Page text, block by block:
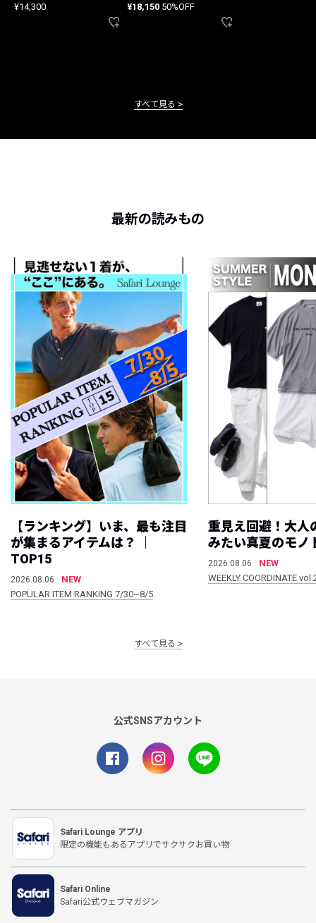
¥14,300 ¥18,150 50%OFF
すべて見る
最新の読みもの
【ランキング】いま、最も注目
が集まるアイテムは？ ｜
TOP15
2026.08.06
NEW
POPULAR ITEM RANKING 7/30~8/5
重見え回避！大人
みたい真夏のモノ
2026.08.06
NEW
WEEKLY COORDINATE
すべて見る
公式SNSアカウント
Safari Lounge アプリ
限定の機能もあるアプリでサクサクお買い物
Safari Online
Safari公式ウェブマガジン